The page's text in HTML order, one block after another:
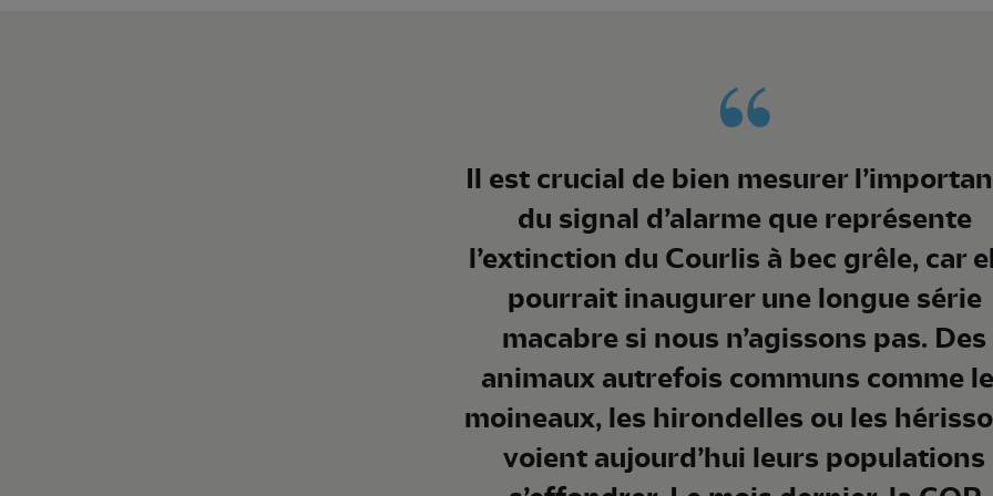
Il est crucial de bien mesurer
du signal d’alarme que représente
l’extinction du Courlis à bec grêle, car
pourrait inaugurer une longue série
macabre si nous n’agissons pas. Des
animaux autrefois communs comme
moineaux, les hirondelles ou les
voient aujourd’hui leurs populations